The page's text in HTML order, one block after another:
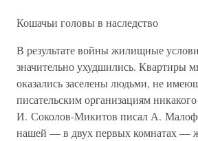
Кошачьи головы в наследство
В результате войны жилищные
значительно ухудшились. Квартиры
оказались заселены людьми, не
писательским организациям
И. Соколов-Микитов писал А.
нашей — в двух первых комнатах —